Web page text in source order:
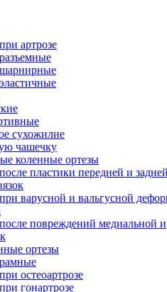
артрозе
сухожилие
чашечку
коленные ортезы
пластики передней и
варусной и вальгусной
повреждений медиальной и
ортезы
остеоартрозе
гонартрозе